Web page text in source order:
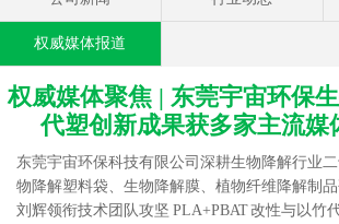
权威媒体报道
权威媒体聚焦 | 东莞宇宙环保
代塑创新成果获多家主流媒
东莞宇宙环保科技有限公司 深耕生物降解行业
物降解塑料袋、生物降解膜、植物纤维降解制
刘辉领衔技术团队攻坚 PLA+PBAT 改性与以竹